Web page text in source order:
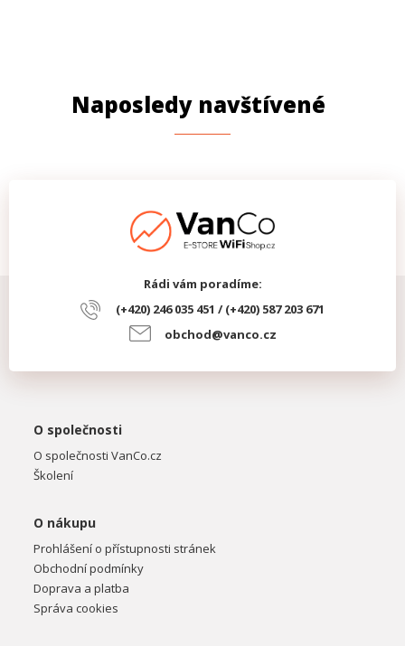
Naposledy navštívené
Rádi vám poradíme:
(+420) 246 035 451 / (+420) 587 203 671
obchod@vanco.cz
O společnosti
O společnosti VanCo.cz
Školení
O nákupu
Prohlášení o přístupnosti stránek
Obchodní podmínky
Doprava a platba
Správa cookies